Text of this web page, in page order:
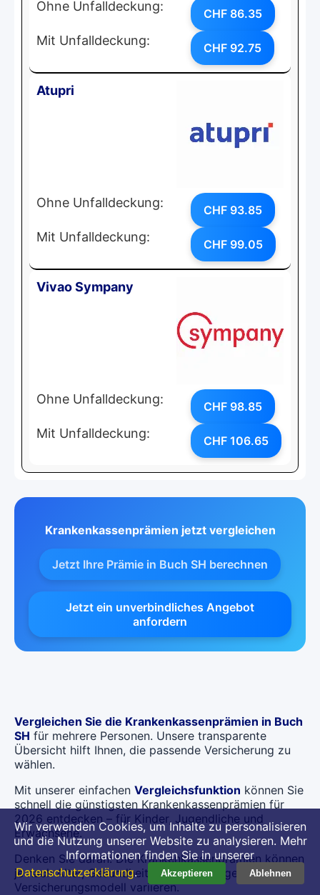
Ohne Unfalldeckung: CHF 86.35
Mit Unfalldeckung: CHF 92.75
Atupri
Ohne Unfalldeckung: CHF 93.85
Mit Unfalldeckung: CHF 99.05
Vivao Sympany
Ohne Unfalldeckung: CHF 98.85
Mit Unfalldeckung: CHF 106.65
Krankenkassenprämien jetzt vergleichen
Jetzt Ihre Prämie in Buch SH berechnen
Jetzt ein unverbindliches Angebot
anfordern
Vergleichen Sie die Krankenkassenprämien in Buch
SH für mehrere Personen. Unsere transparente
Übersicht hilft Ihnen, die passende Versicherung zu
wählen.
Mit unserer einfachen Vergleichsfunktion können Sie
schnell die günstigsten Krankenkassenprämien für
2026 entdecken – für Kinder, Jugendliche und
Erwachsene.
Denken Sie daran: Die Krankenkassenprämien können
je nach Alter, Gesundheitszustand und gewähltem
Versicherungsmodell variieren.
Wir verwenden Cookies, um Inhalte zu personalisieren
und die Nutzung unserer Website zu analysieren. Mehr
Informationen finden Sie in unserer
Datenschutzerklärung. Akzeptieren Ablehnen